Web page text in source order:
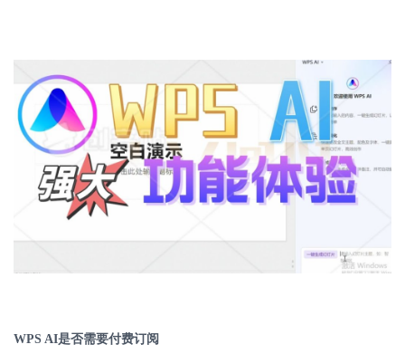
WPS AI是否需要付费订阅